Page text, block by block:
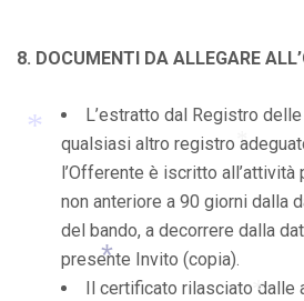
8. DOCUMENTI DA ALLEGARE
L’estratto dal Registro
qualsiasi altro registro
l’Offerente è iscritto all’attività
non anteriore a 90 giorni dalla
del bando, a decorrere dalla
presente Invito (copia).
Il certificato rilasciato dalle
*